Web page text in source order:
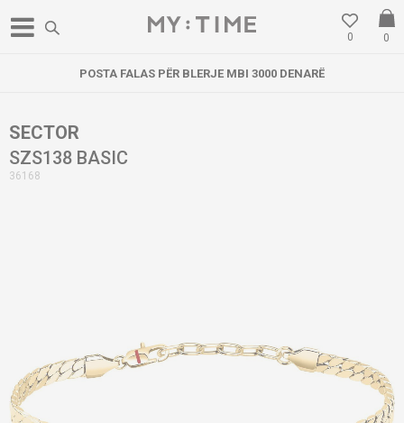
0
0
POSTA FALAS PËR BLERJE MBI 3000 DENARË
SECTOR
SZS138 BASIC
36168